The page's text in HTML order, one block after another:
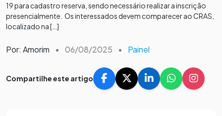
19 para cadastro reserva, sendo necessário realizar a inscrição
presencialmente. Os interessados devem comparecer ao CRAS,
localizado na […]
Por: Amorim • 06/08/2025 • Painel
Compartilhe este artigo